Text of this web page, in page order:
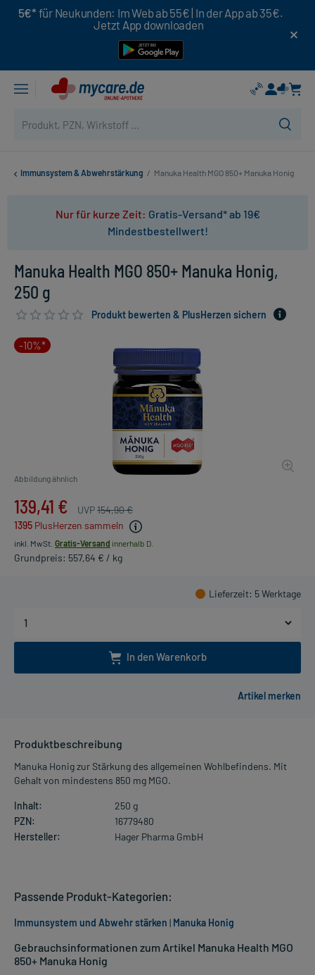
5€* für Neukunden: Im Web ab 55€ | In der App ab 35€.
Jetzt App downloaden
Immunsystem & Abwehrstärkung / Manuka Health MGO 850+ Manuka Honig
Nur für kurze Zeit: Gratis-Versand* ab 19€
Mindestbestellwert!
Manuka Health MGO 850+ Manuka Honig,
250 g
Produkt bewerten & PlusHerzen sichern
-10%*
Abbildung ähnlich
139,41 € UVP154,90 €
1395 PlusHerzen sammeln
inkl. MwSt. Gratis-Versand innerhalb D.
Grundpreis: 557,64 € / kg
Lieferzeit: 5 Werktage
In den Warenkorb
Produktbeschreibung
Manuka Honig zur Stärkung des allgemeinen Wohlbefindens. Mit
Gehalt von mindestens 850 mg MGO.
Inhalt:
250 g
PZN:
16779480
Hersteller:
Hager Pharma GmbH
Gebrauchsinformationen zum Artikel Manuka Health MGO
850+ Manuka Honig
Passende Produkt-Kategorien:
Immunsystem und Abwehr stärken | Manuka Honig